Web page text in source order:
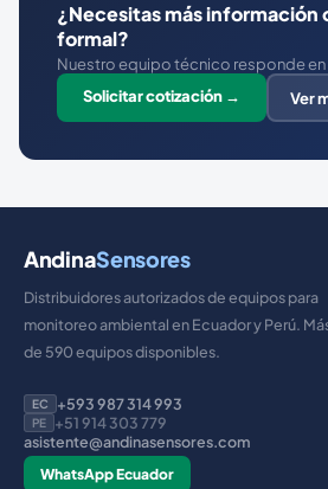
¿Necesitas más información
formal?
Nuestro equipo técnico responde en
Solicitar cotización →
Ver
AndinaSensores
Distribuidores autorizados de equipos para
monitoreo ambiental en Ecuador y Perú.
de 590 equipos disponibles.
EC +593 987 314 993
PE
+51 914 303 779
asistente@andinasensores.com
WhatsApp Ecuador